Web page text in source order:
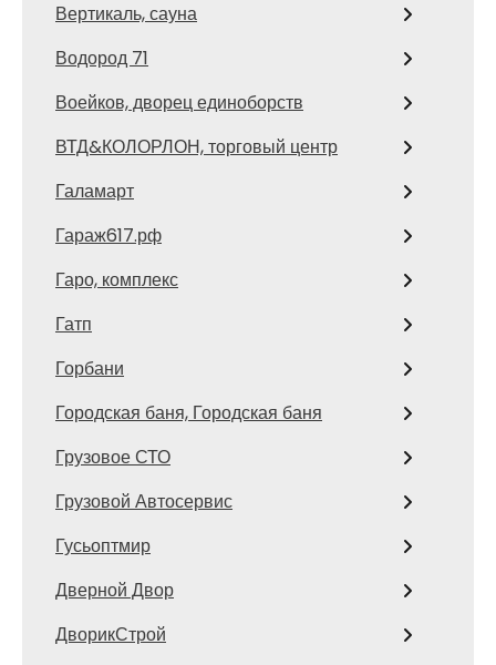
Вертикаль, сауна
Водород 71
Воейков, дворец единоборств
ВТД&КОЛОРЛОН, торговый центр
Галамарт
Гараж617.рф
Гаро, комплекс
Гатп
Горбани
Городская баня, Городская баня
Грузовое СТО
Грузовой Автосервис
Гусьоптмир
Дверной Двор
ДворикСтрой